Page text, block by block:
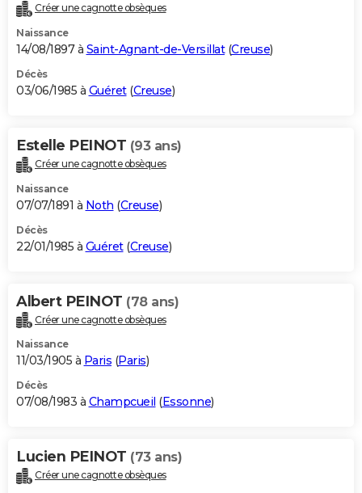
Créer une cagnotte obsèques
Naissance
14/08/1897 à Saint-Agnant-de-Versillat(Creuse)
Décès
03/06/1985 à Guéret(Creuse)
Estelle PEINOT (93 ans)
Créer une cagnotte obsèques
Naissance
07/07/1891 à Noth (Creuse)
Décès
22/01/1985 à Guéret(Creuse)
Albert PEINOT (78 ans)
Créer une cagnotte obsèques
Naissance
11/03/1905 à Paris (Paris)
Décès
07/08/1983 à Champcueil (Essonne)
Lucien PEINOT (73 ans)
Créer une cagnotte obsèques